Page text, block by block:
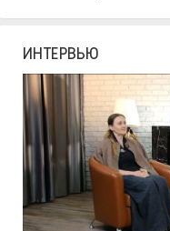
ИНТЕРВЬЮ